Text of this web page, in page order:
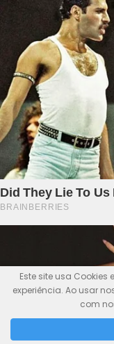
Este site usa
experiência. Ao usar
com